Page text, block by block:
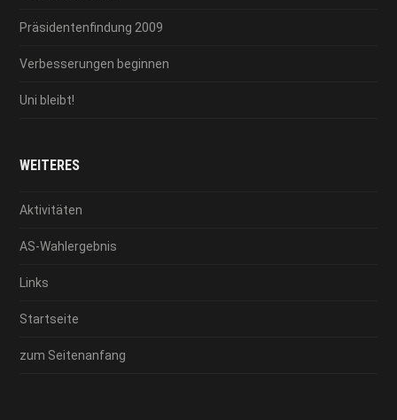
Präsidentenfindung 2009
Verbesserungen beginnen
Uni bleibt!
WEITERES
Aktivitäten
AS-Wahlergebnis
Links
Startseite
zum Seitenanfang